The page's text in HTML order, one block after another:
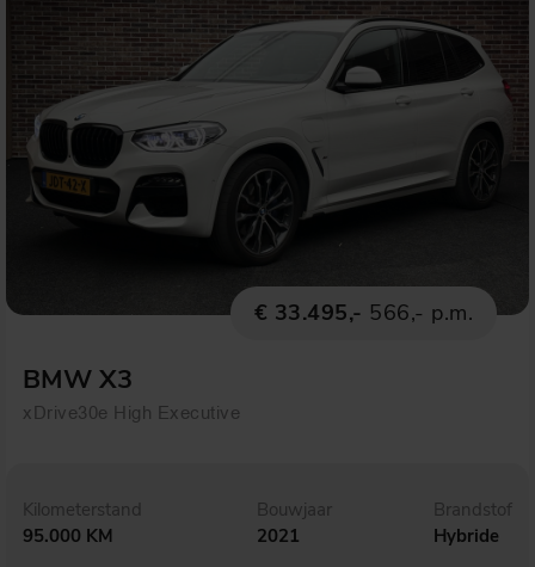
€ 33.495,- 566,- p.m.
BMW X3
xDrive30e High Executive
Kilometerstand
95.000 KM
Bouwjaar
2021
Brandstof
Hybride